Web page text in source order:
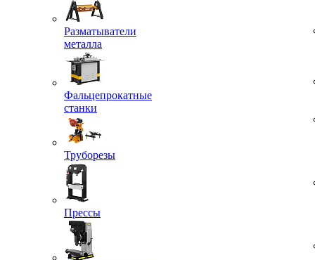
Разматыватели
металла
Фальцепрокатные
станки
Труборезы
Прессы